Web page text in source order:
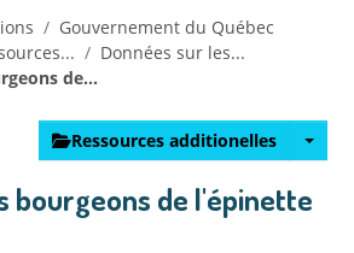
Gouvernement du Québec
Données sur les...
de...
Ressources additionelles
bourgeons de l'épinette